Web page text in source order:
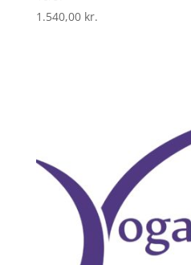
1.540,00 kr.